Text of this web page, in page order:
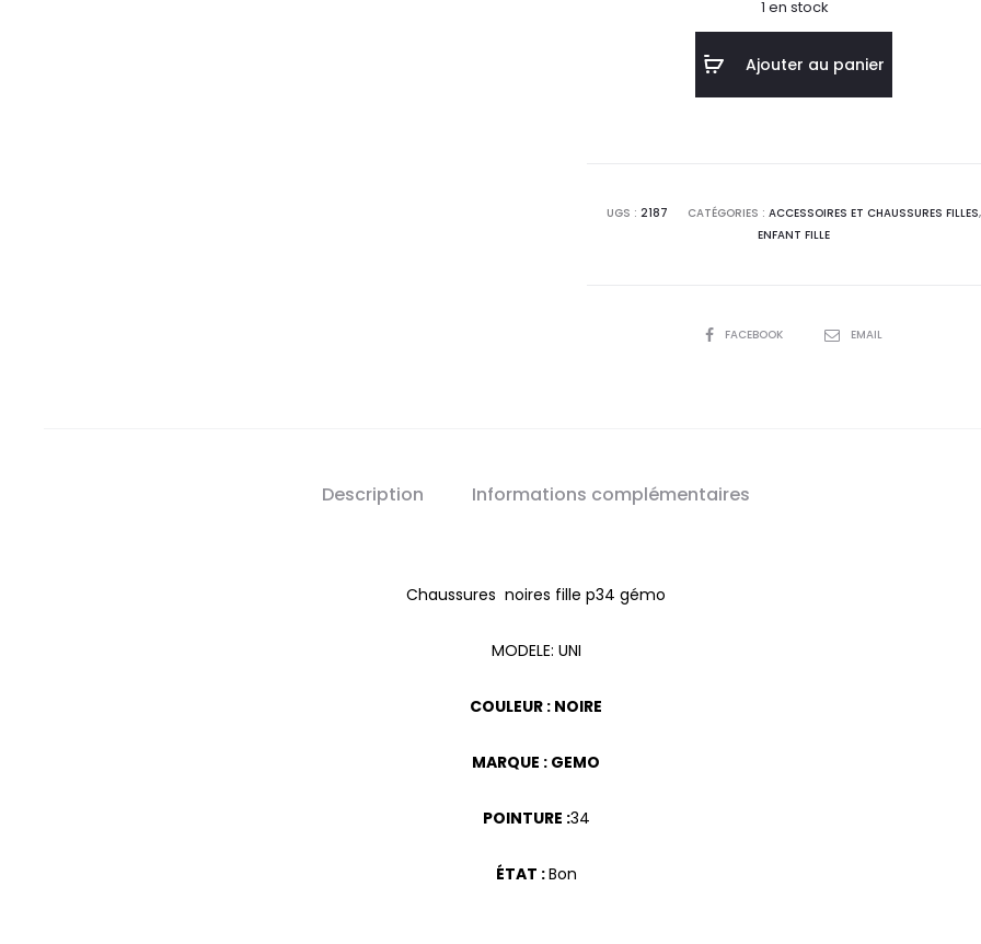
1 en stock
Ajouter au panier
UGS :2187 CATÉGORIES :ACCESSOIRES ET CHAUSSURES FILLES,
ENFANT FILLE
SHAREFACEBOOK EMAIL
Description Informations complémentaires
Chaussures noires fille p34 gémo
MODELE: UNI
COULEUR : NOIRE
MARQUE : GEMO
POINTURE :34
ÉTAT :Bon